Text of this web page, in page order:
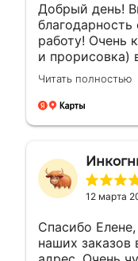
Добрый день!
работу! Очень
и прорисовка)
менеджером
полное
Читать полностью
12 марта
Спасибо
наших заказов